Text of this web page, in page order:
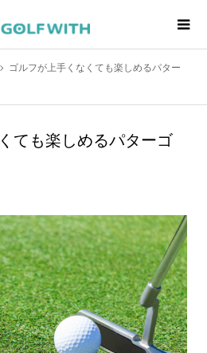
ゴルフが上手くなくても楽しめるパター
ても楽しめるパターゴ